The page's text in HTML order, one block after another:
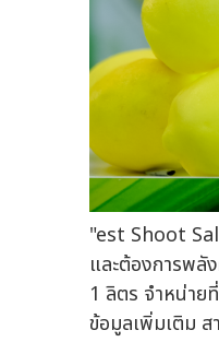
"est Shoot
และต้องการพลั
1 ลิตร จำหน่าย
ข้อมูลเพิ่มเติม